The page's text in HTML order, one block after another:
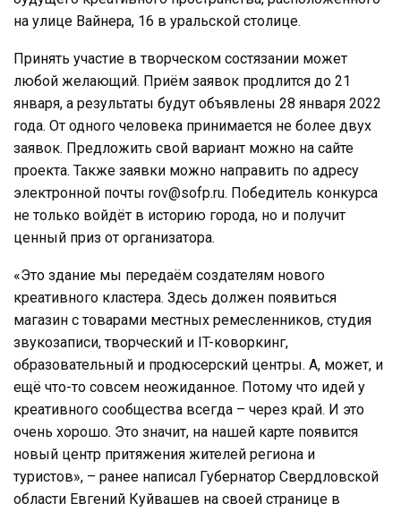
на улице Вайнера, 16 в уральской столице.
Принять участие в творческом состязании может
любой желающий. Приём заявок продлится до 21
января, а результаты будут объявлены 28 января 2022
года. От одного человека принимается не более двух
заявок. Предложить свой вариант можно на сайте
проекта. Также заявки можно направить по адресу
электронной почты rov@sofp.ru. Победитель конкурса
не только войдёт в историю города, но и получит
ценный приз от организатора.
«Это здание мы передаём создателям нового
креативного кластера. Здесь должен появиться
магазин с товарами местных ремесленников, студия
звукозаписи, творческий и IT-коворкинг,
образовательный и продюсерский центры. А, может, и
ещё что-то совсем неожиданное. Потому что идей у
креативного сообщества всегда – через край. И это
очень хорошо. Это значит, на нашей карте появится
новый центр притяжения жителей региона и
туристов», – ранее написал Губернатор Свердловской
области Евгений Куйвашев на своей странице в